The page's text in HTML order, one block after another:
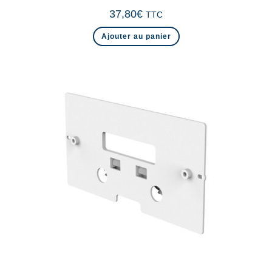
37,80€ TTC
Ajouter au panier